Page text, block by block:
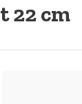
22 cm